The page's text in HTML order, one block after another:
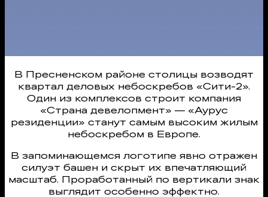
В Пресненском районе столицы возводят
квартал деловых небоскребов «Сити-2».
Один из комплексов строит компания
«Страна девелопмент» — «Аурус
резиденции» станут самым высоким жилым
небоскребом в Европе.
В запоминающемся логотипе явно отражен
силуэт башен и скрыт их впечатляющий
масштаб. Проработанный по вертикали знак
выглядит особенно эффектно.